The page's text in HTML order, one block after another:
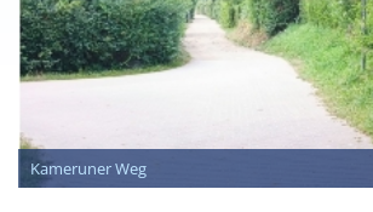
Kameruner Weg